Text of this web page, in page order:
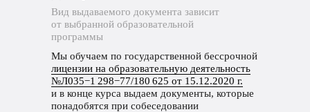
Вид выдаваемого документа зависит
от выбранной образовательной
программы
Мы обучаем по государственной бессрочной
лицензии на образовательную деятельность
№Л035−1 298−77/180 625 от 15.12.2020 г.
и в конце курса выдаем документы, которые
понадобятся при собеседовании